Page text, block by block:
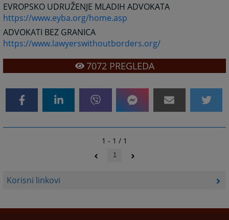
Korisni linkovi
EVROPSKO UDRUŽENJE MLADIH ADVOKATA
https://www.eyba.org/home.asp
ADVOKATI BEZ GRANICA
https://www.lawyerswithoutborders.org/
7072 PREGLEDA
1 - 1 / 1
1